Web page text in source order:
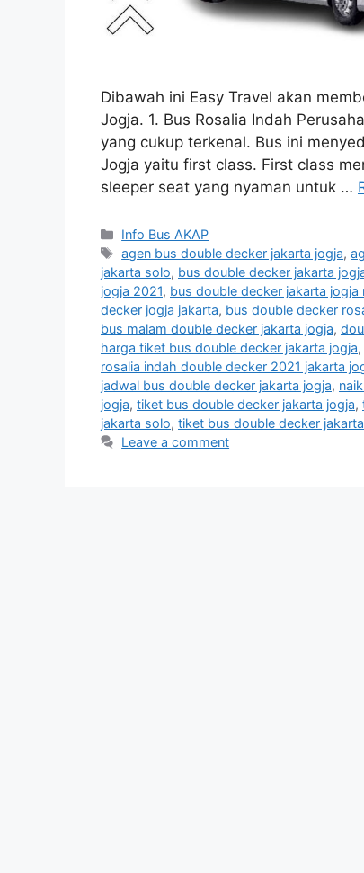
Dibawah ini Easy Travel akan
Jogja. 1. Bus Rosalia Indah
yang cukup terkenal. Bus ini
Jogja yaitu first class. First class
sleeper seat yang nyaman untuk …
Categories
Info Bus AKAP
Tags
agen bus double decker jakarta jogja,
jakarta solo, bus double decker jakarta
jogja 2021, bus double decker jakarta jogja
decker jogja jakarta, bus double decker
bus malam double decker jakarta jogja,
harga tiket bus double decker jakarta jogja,
rosalia indah double decker 2021 jakarta
jadwal bus double decker jakarta jogja,
jogja, tiket bus double decker jakarta jogja,
jakarta solo, tiket bus double decker
Leave a comment